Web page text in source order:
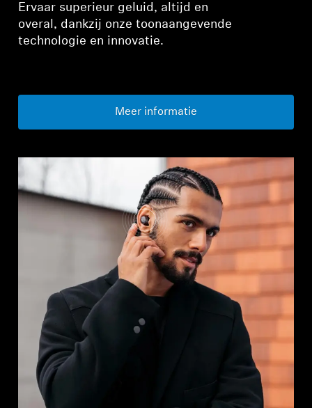
Ervaar superieur geluid, altijd en
overal, dankzij onze toonaangevende
technologie en innovatie.
Meer informatie